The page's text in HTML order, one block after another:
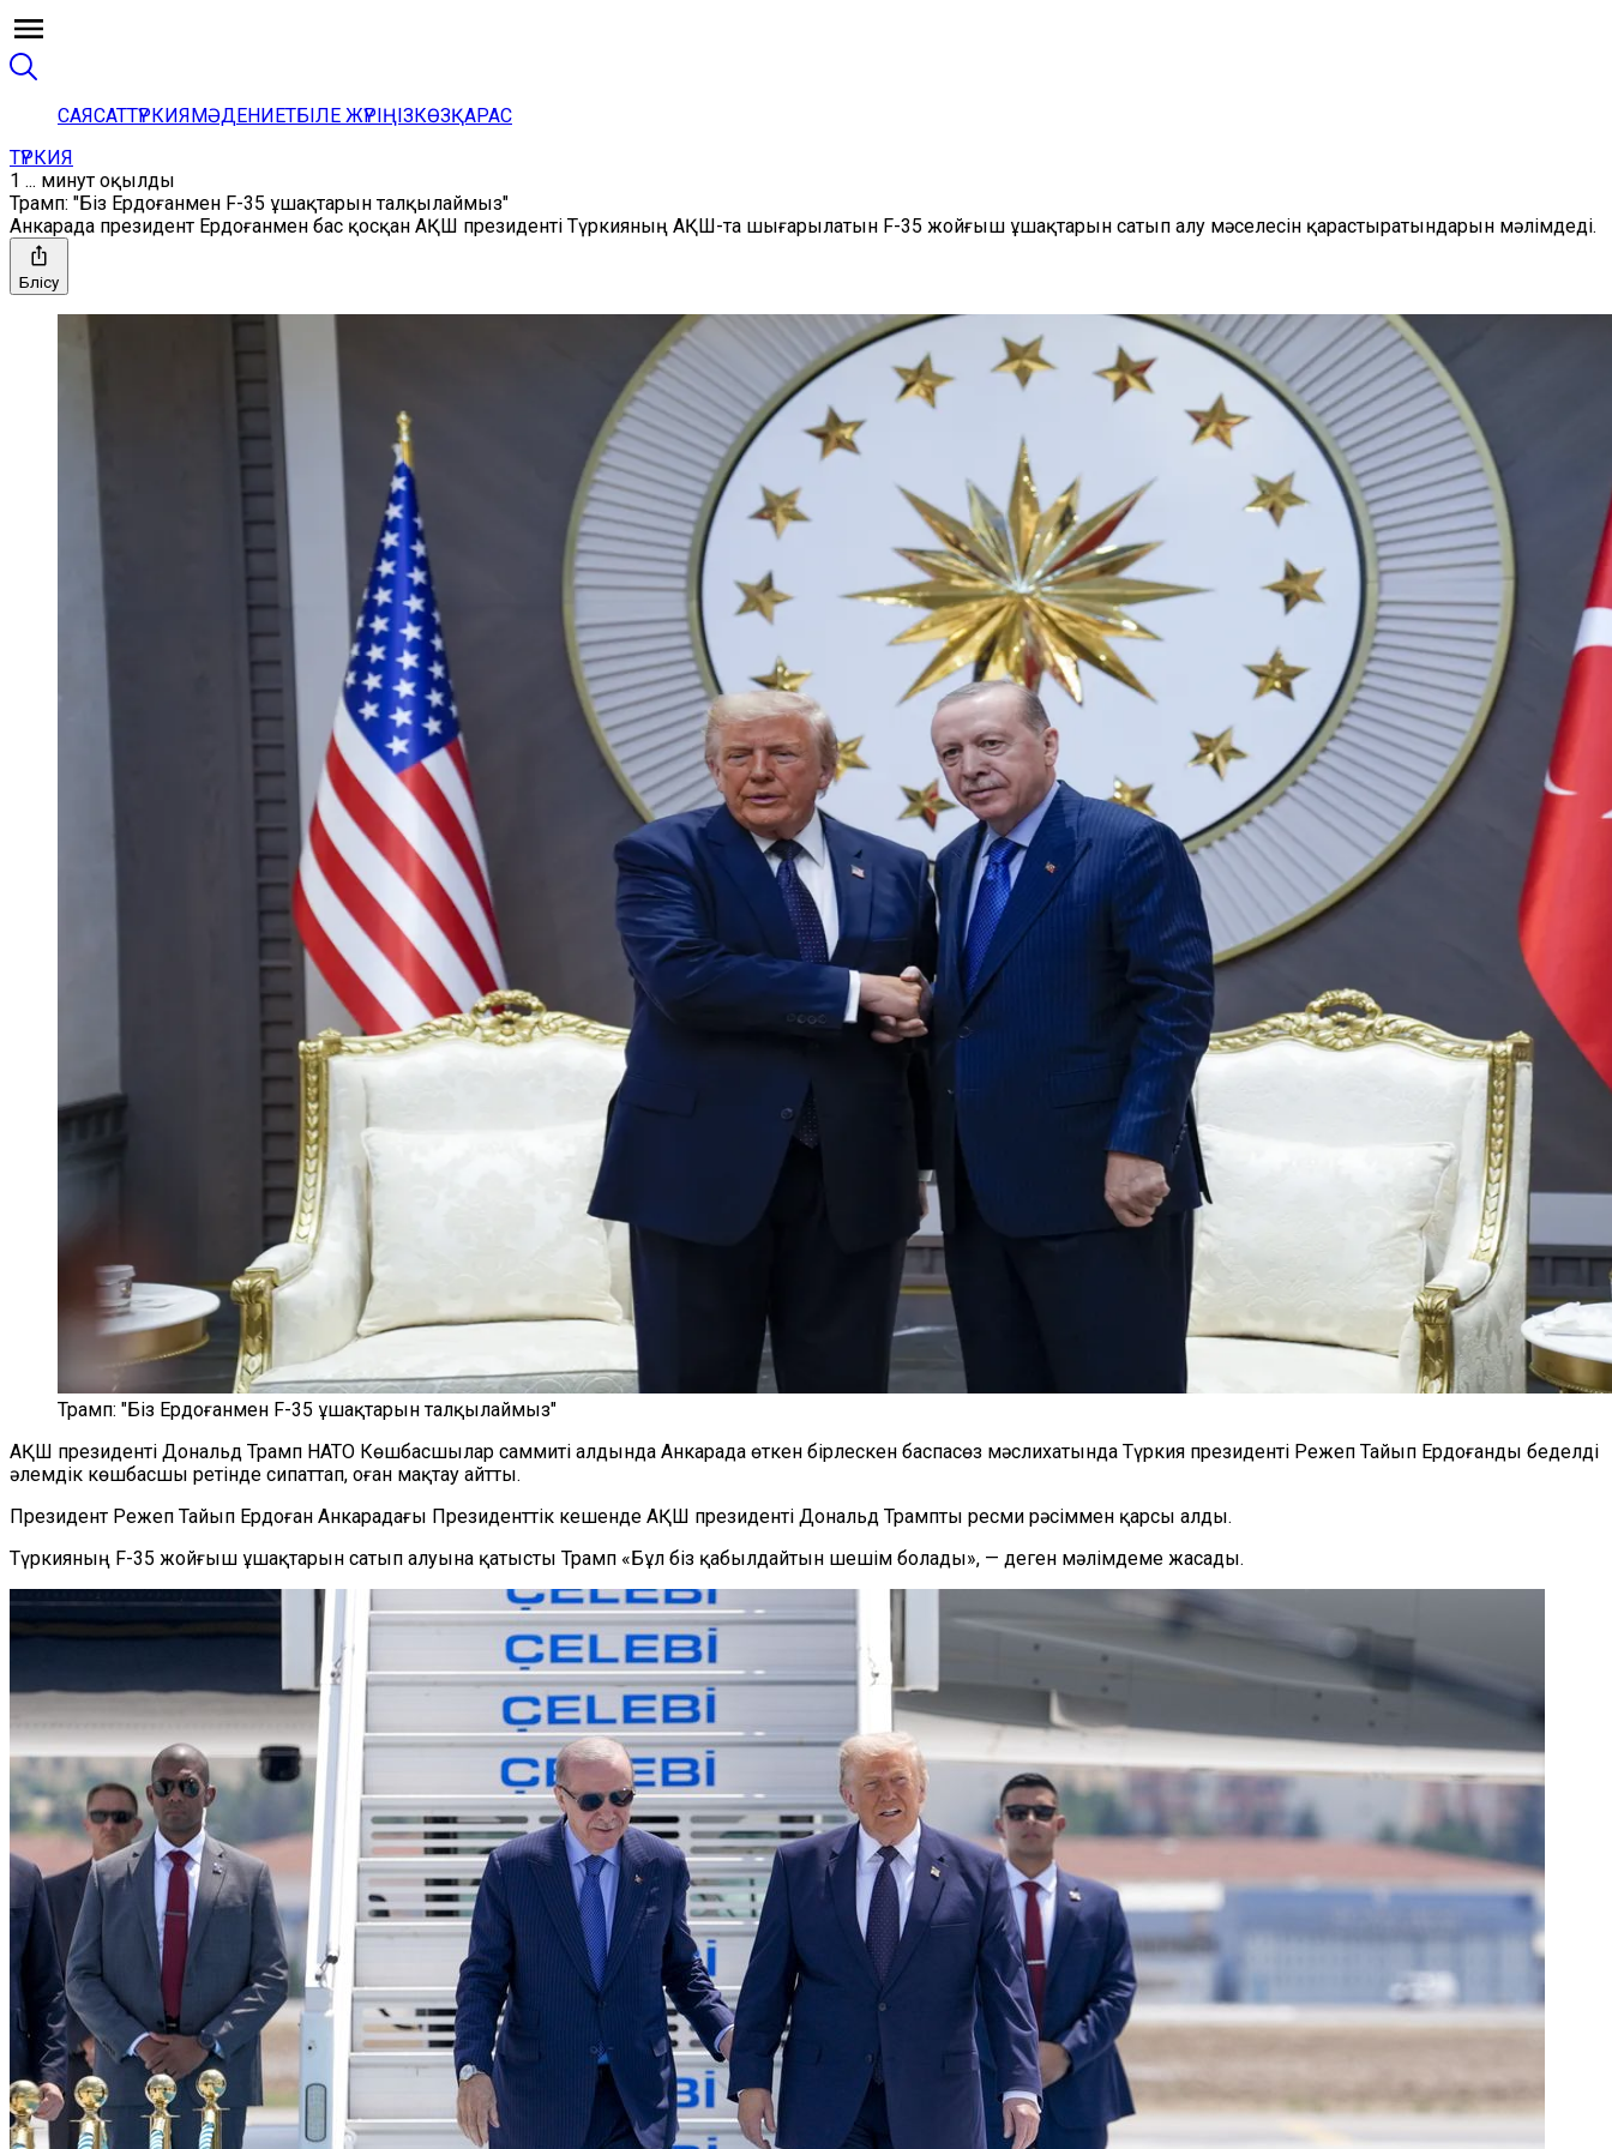
САЯСАТТҮРКИЯМӘДЕНИЕТБІЛЕ ЖҮРІҢІЗКӨЗҚАРАС
ТҮРКИЯ
1 ... минут оқылды
Трамп: "Біз Ердоғанмен F-35 ұшақтарын талқылаймыз"
Анкарада президент Ердоғанмен бас қосқан АҚШ президенті Түркияның АҚШ-та шығарылатын F-35 жойғыш ұшақтарын сатып алу мәселесін қарастыратындарын мәлімдеді.
Бөлісу
Трамп: "Біз Ердоғанмен F-35 ұшақтарын талқылаймыз"
АҚШ президенті Дональд Трамп НАТО Көшбасшылар саммиті алдында Анкарада өткен бірлескен баспасөз мәслихатында Түркия президенті Режеп Тайып Ердоғанды беделді
әлемдік көшбасшы ретінде сипаттап, оған мақтау айтты.
Президент Режеп Тайып Ердоған Анкарадағы Президенттік кешенде АҚШ президенті Дональд Трампты ресми рәсіммен қарсы алды.
Түркияның F-35 жойғыш ұшақтарын сатып алуына қатысты Трамп «Бұл біз қабылдайтын шешім болады», — деген мәлімдеме жасады.